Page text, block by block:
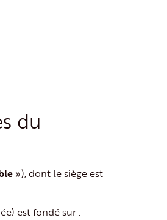
du
»), dont le siège est
est fondé sur :